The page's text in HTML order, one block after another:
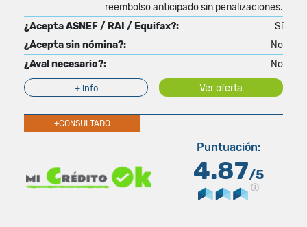
reembolso anticipado sin penalizaciones.
¿Acepta ASNEF / RAI / Equifax?:
Sí
¿Acepta sin nómina?:
No
¿Aval necesario?:
No
+ info Ver oferta
+CONSULTADO
Puntuación:
4.87/5